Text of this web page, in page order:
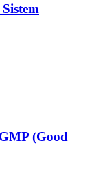
(Good